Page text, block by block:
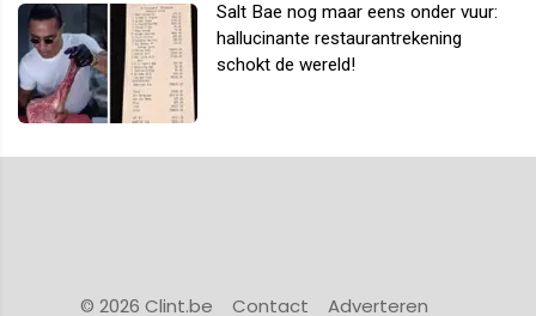
Salt Bae nog maar eens onder vuur:
hallucinante restaurantrekening
schokt de wereld!
© 2026 Clint.be Contact Adverteren